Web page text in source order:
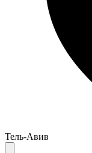
Тель-Авив